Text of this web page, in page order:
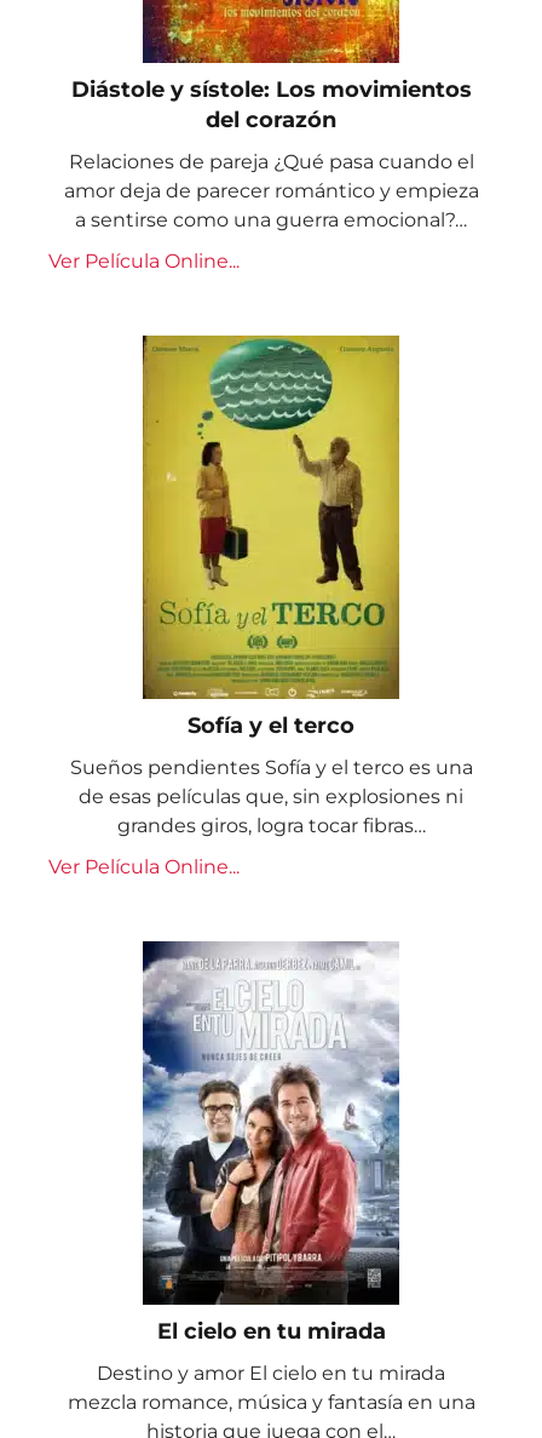
Diástole y sístole: Los movimientos
del corazón
Relaciones de pareja ¿Qué pasa cuando el
amor deja de parecer romántico y empieza
a sentirse como una guerra emocional?…
Ver Película Online...
Sofía y el terco
Sueños pendientes Sofía y el terco es una
de esas películas que, sin explosiones ni
grandes giros, logra tocar fibras…
Ver Película Online...
El cielo en tu mirada
Destino y amor El cielo en tu mirada
mezcla romance, música y fantasía en una
historia que juega con el…